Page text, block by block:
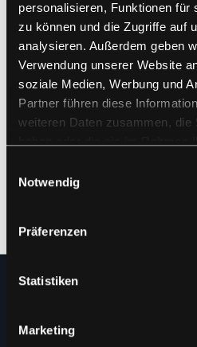
personalisieren, Funktionen für
zu können und die Zugriffe auf
analysieren. Außerdem geben
Verwendung unserer Website
soziale Medien, Werbung und
Partner führen diese
weiteren Daten zusammen, die
Notwendig
Präferenzen
Statistiken
Marketing
Feste Kapuze mit
Verdeckter Reißverschluss
Druckknopfverschluss
Ärmel mit Windfang
Elastisch im unteren
Druckknopfverstellung
RWS Reflexstreifen
Artikelnummer LR57-RWS-
EAN: 5708217032405
Größentabelle
Waschanleitung
Kein Bleichmittel
geschlossen ist
PRODUKTBLATT
FÜR ANDERE
Erhalten Sie